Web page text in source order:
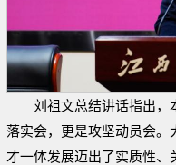
刘祖文总结讲话指出，
落实会，更是攻坚动员会。
才一体发展迈出了实质性